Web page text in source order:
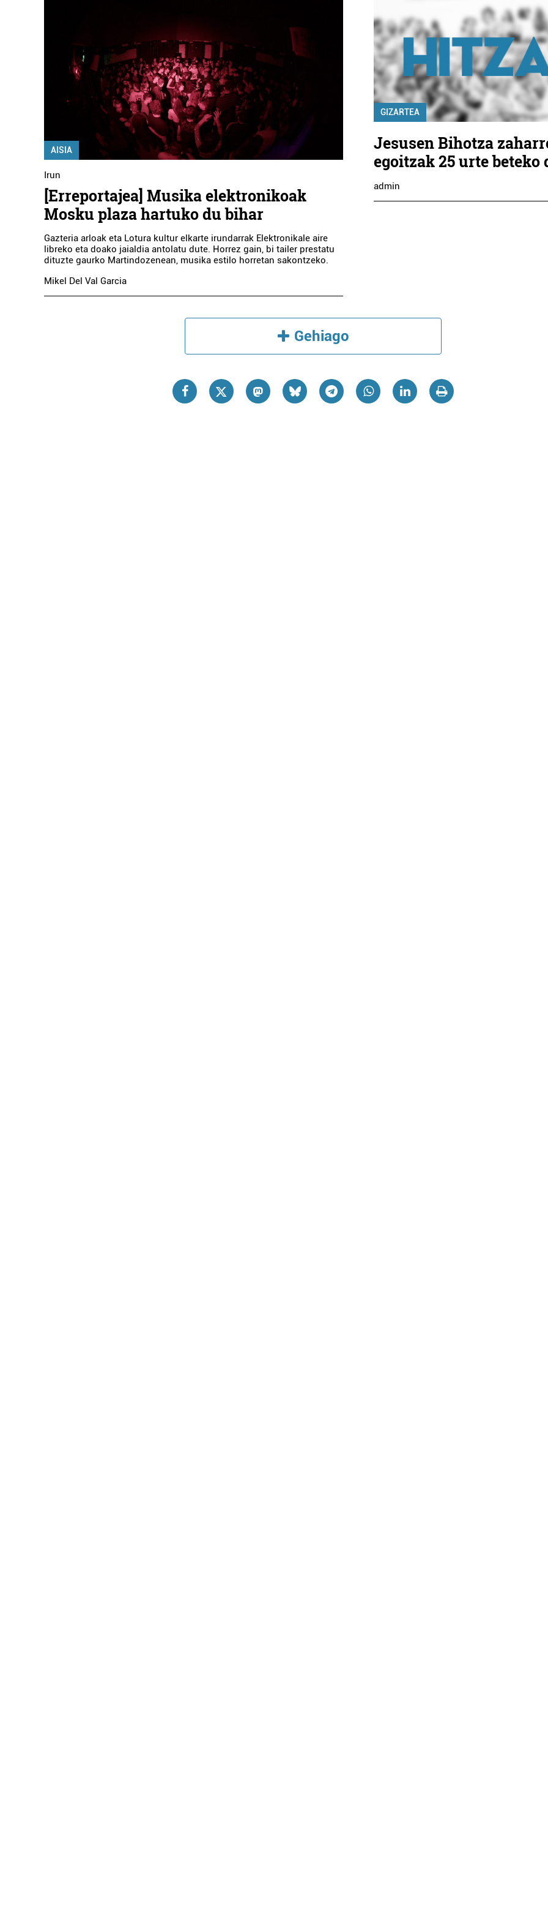
AISIA
Irun
[Erreportajea] Musika elektronikoak
Mosku plaza hartuko du bihar
Gazteria arloak eta Lotura kultur elkarte irundarrak Elektronikale aire
libreko eta doako jaialdia antolatu dute. Horrez gain, bi tailer prestatu
dituzte gaurko Martindozenean, musika estilo horretan sakontzeko.
Mikel Del Val Garcia
GIZARTEA
Jesusen Bihotza
egoitzak 25 urte beteko
admin
Gehiago